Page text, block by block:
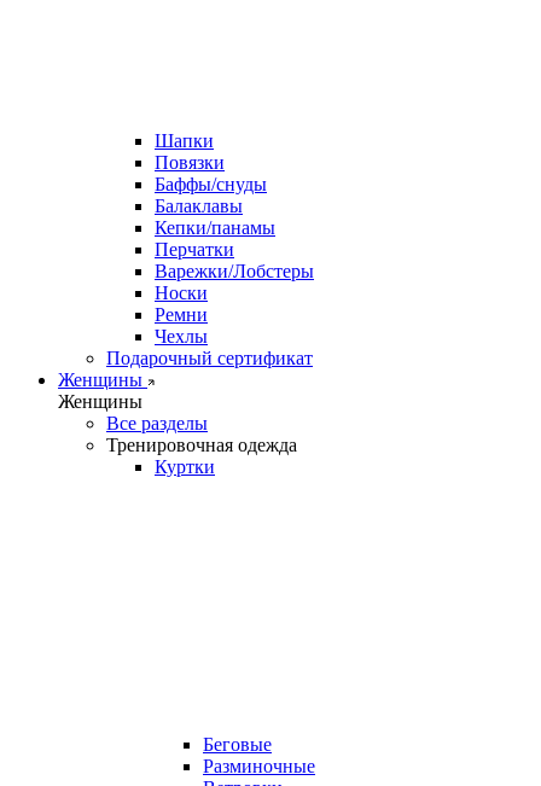
Шапки
Повязки
Баффы/снуды
Балаклавы
Кепки/панамы
Перчатки
Варежки/Лобстеры
Носки
Ремни
Чехлы
Подарочный сертификат
Женщины
Женщины
Все разделы
Тренировочная одежда
Куртки
Беговые
Разминочные